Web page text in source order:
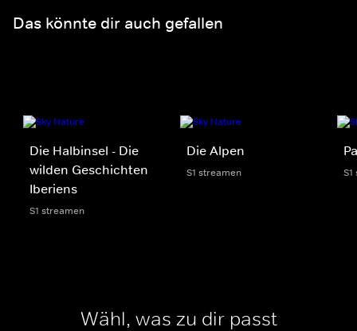
Das könnte dir auch gefallen
Die Halbinsel - Die
wilden Geschichten
Iberiens
S1 streamen
Die Alpen
S1 streamen
Wähl, was zu dir passt